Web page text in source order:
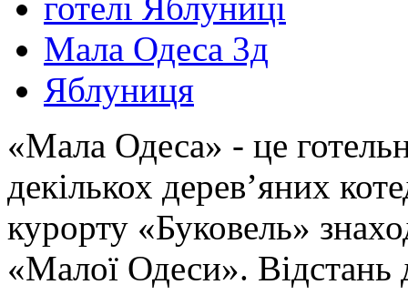
Мала Одеса 3д
Яблуниця
«Мала Одеса» - це
декількох дерев’яних
курорту «Буковель»
«Малої Одеси».